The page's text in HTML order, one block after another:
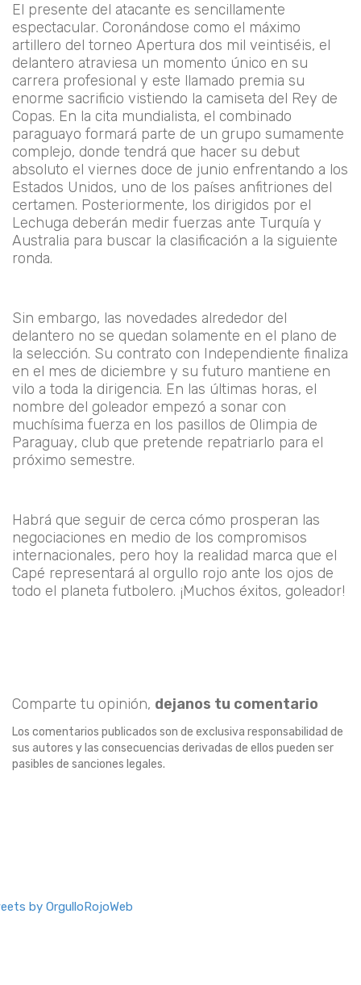
El presente del atacante es sencillamente
espectacular. Coronándose como el máximo
artillero del torneo Apertura dos mil veintiséis, el
delantero atraviesa un momento único en su
carrera profesional y este llamado premia su
enorme sacrificio vistiendo la camiseta del Rey de
Copas. En la cita mundialista, el combinado
paraguayo formará parte de un grupo sumamente
complejo, donde tendrá que hacer su debut
absoluto el viernes doce de junio enfrentando a los
Estados Unidos, uno de los países anfitriones del
certamen. Posteriormente, los dirigidos por el
Lechuga deberán medir fuerzas ante Turquía y
Australia para buscar la clasificación a la siguiente
ronda.
Sin embargo, las novedades alrededor del
delantero no se quedan solamente en el plano de
la selección. Su contrato con Independiente finaliza
en el mes de diciembre y su futuro mantiene en
vilo a toda la dirigencia. En las últimas horas, el
nombre del goleador empezó a sonar con
muchísima fuerza en los pasillos de Olimpia de
Paraguay, club que pretende repatriarlo para el
próximo semestre.
Habrá que seguir de cerca cómo prosperan las
negociaciones en medio de los compromisos
internacionales, pero hoy la realidad marca que el
Capé representará al orgullo rojo ante los ojos de
todo el planeta futbolero. ¡Muchos éxitos, goleador!
Comparte tu opinión, dejanos tu comentario
Los comentarios publicados son de exclusiva responsabilidad de
sus autores y las consecuencias derivadas de ellos pueden ser
pasibles de sanciones legales.
by OrgulloRojoWeb